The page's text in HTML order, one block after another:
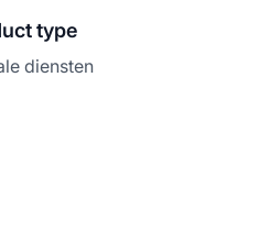
type
diensten